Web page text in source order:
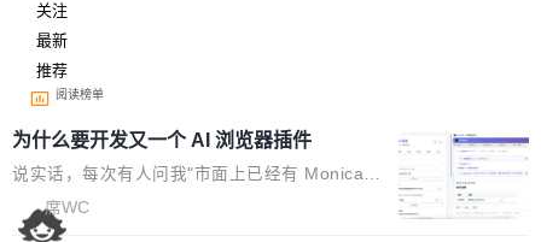
关注
最新
推荐
阅读榜单
为什么要开发又一个 AI 浏览器插件
说实话，每次有人问我"市面上已经有 Monica、
Sider、Copilot for Chrome 这些 AI 浏览器插件
了，你为什么还要再做一个"，我都觉得这个问题
席WC